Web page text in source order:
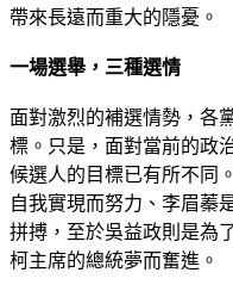
帶來長遠而重大的隱憂。
一場選舉，三種選情
面對激烈的補選情勢，各
標。只是，面對當前的政
候選人的目標已有所不同
自我實現而努力、李眉蓁
拼搏，至於吳益政則是為
柯主席的總統夢而奮進。